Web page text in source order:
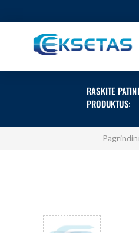
RASKITE
PRODUKTUS: